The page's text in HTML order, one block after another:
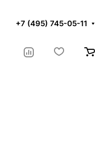
+7 (495) 745-05-11